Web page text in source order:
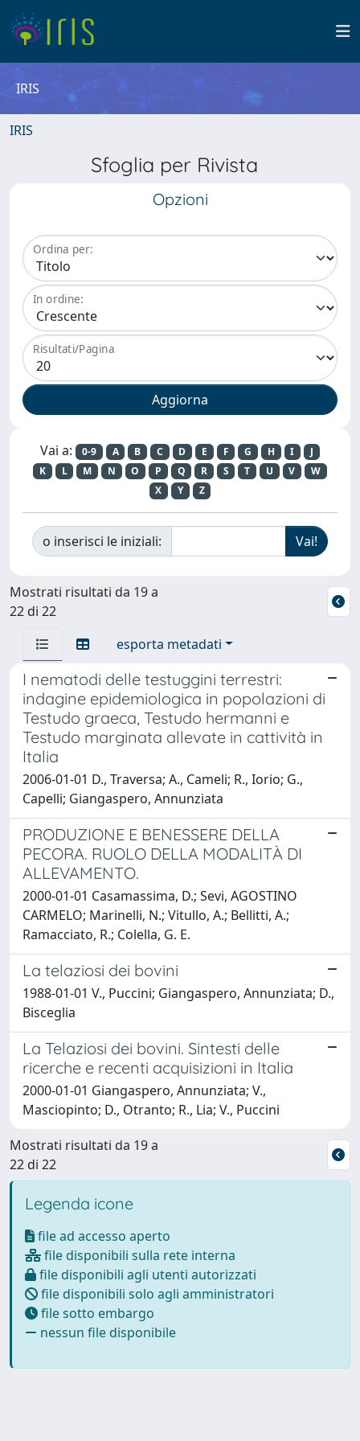
IRIS
IRIS
Sfoglia per Rivista
Opzioni
Ordina per:
In ordine:
Risultati/Pagina
Vai a: 0-9 A B C D E F G H I
J
K
L M N O P Q R S T U V
W
X
Y Z
o inserisci le iniziali:
Mostrati risultati da 19 a
22 di 22
esporta metadati
I nematodi delle testuggini terrestri:
indagine epidemiologica in popolazioni di
Testudo graeca, Testudo hermanni e
Testudo marginata allevate in cattività in
Italia
2006-01-01 D., Traversa; A., Cameli; R., Iorio; G.,
Capelli; Giangaspero, Annunziata
PRODUZIONE E BENESSERE DELLA
PECORA. RUOLO DELLA MODALITÀ DI
ALLEVAMENTO.
2000-01-01 Casamassima, D.; Sevi, AGOSTINO
CARMELO; Marinelli, N.; Vitullo, A.; Bellitti, A.;
Ramacciato, R.; Colella, G. E.
La telaziosi dei bovini
1988-01-01 V., Puccini; Giangaspero, Annunziata; D.,
Bisceglia
La Telaziosi dei bovini. Sintesti delle
ricerche e recenti acquisizioni in Italia
2000-01-01 Giangaspero, Annunziata; V.,
Masciopinto; D., Otranto; R., Lia; V., Puccini
Mostrati risultati da 19 a
22 di 22
Legenda icone
file ad accesso aperto
file disponibili sulla rete interna
file disponibili agli utenti autorizzati
file disponibili solo agli amministratori
file sotto embargo
nessun file disponibile